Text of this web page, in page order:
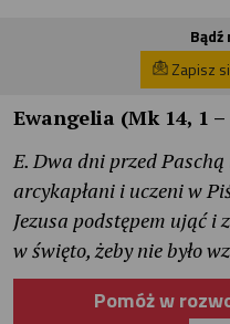
Bądź
Zapisz
Ewangelia (Mk 14, 1 –
E. Dwa dni przed
arcykapłani i uczeni w
Jezusa podstępem ująć i
w święto, żeby nie było
Pomóż w